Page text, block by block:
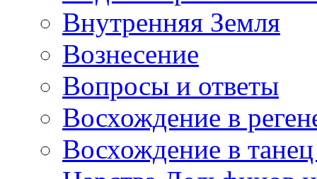
Внутренняя Земля
Вознесение
Вопросы и ответы
Восхождение в
Восхождение в